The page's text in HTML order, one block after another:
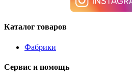
Каталог товаров
Фабрики
Сервис и помощь